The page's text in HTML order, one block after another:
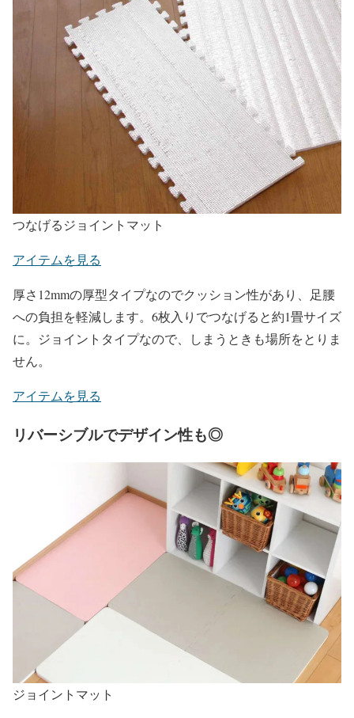
つなげるジョイントマット
アイテムを見る
厚さ12mmの厚型タイプなのでクッション性があり、足腰
への負担を軽減します。6枚入りでつなげると約1畳サイズ
に。ジョイントタイプなので、しまうときも場所をとりま
せん。
アイテムを見る
リバーシブルでデザイン性も◎
ジョイントマット